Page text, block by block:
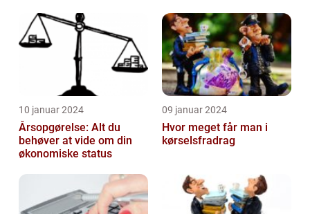
10 januar 2024
Årsopgørelse: Alt du
behøver at vide om din
økonomiske status
09 januar 2024
Hvor meget får man i
kørselsfradrag